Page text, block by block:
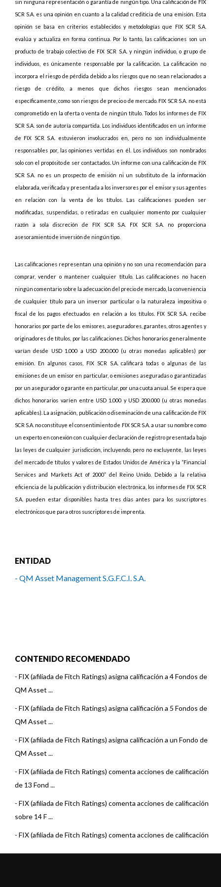
sin ninguna representación o garantía de ningún tipo. Una calificación de FIX
SCR S.A. es una opinión en cuanto a la calidad crediticia de una emisión. Esta
opinión se basa en criterios establecidos y metodologías que FIX SCR S.A.
evalúa y actualiza en forma continua. Por lo tanto, las calificaciones son un
producto de trabajo colectivo de FIX SCR S.A. y ningún individuo, o grupo de
individuos, es únicamente responsable por la calificación. La calificación no
incorpora el riesgo de pérdida debido a los riesgos que no sean relacionados a
riesgo de crédito, a menos que dichos riesgos sean mencionados
específicamente, como son riesgos de precio o de mercado. FIX SCR S.A. no está
comprometido en la oferta o venta de ningún título. Todos los informes de FIX
SCR S.A. son de autoría compartida. Los individuos identificados en un informe
de FIX SCR S.A. estuvieron involucrados en, pero no son individualmente
responsables por, las opiniones vertidas en él. Los individuos son nombrados
solo con el propósito de ser contactados. Un informe con una calificación de FIX
SCR S.A. no es un prospecto de emisión ni un substituto de la información
elaborada, verificada y presentada a los inversores por el emisor y sus agentes
en relación con la venta de los títulos. Las calificaciones pueden ser
modificadas, suspendidas, o retiradas en cualquier momento por cualquier
razón a sola discreción de FIX SCR S.A. FIX SCR S.A. no proporciona
asesoramiento de inversión de ningún tipo.
Las calificaciones representan una opinión y no son una recomendación para
comprar, vender o mantener cualquier título. Las calificaciones no hacen
ningún comentario sobre la adecuación del precio de mercado, la conveniencia
de cualquier título para un inversor particular o la naturaleza impositiva o
fiscal de los pagos efectuados en relación a los títulos. FIX SCR S.A. recibe
honorarios por parte de los emisores, aseguradores, garantes, otros agentes y
originadores de títulos, por las calificaciones. Dichos honorarios generalmente
varían desde USD 1.000 a USD 200.000 (u otras monedas aplicables) por
emisión. En algunos casos, FIX SCR S.A. calificará todas o algunas de las
emisiones de un emisor en particular, o emisiones aseguradas o garantizadas
por un asegurador o garante en particular, por una cuota anual. Se espera que
dichos honorarios varíen entre USD 1.000 y USD 200.000 (u otras monedas
aplicables). La asignación, publicación o diseminación de una calificación de FIX
SCR S.A. no constituye el consentimiento de FIX SCR S.A. a usar su nombre como
un experto en conexión con cualquier declaración de registro presentada bajo
las leyes de cualquier jurisdicción, incluyendo, pero no excluyente, las leyes
del mercado de títulos y valores de Estados Unidos de América y la “Financial
Services and Markets Act of 2000” del Reino Unido. Debido a la relativa
eficiencia de la publicación y distribución electrónica, los informes de FIX SCR
S.A. pueden estar disponibles hasta tres días antes para los suscriptores
electrónicos que para otros suscriptores de imprenta.
ENTIDAD
- QM Asset Management S.G.F.C.I. S.A.
CONTENIDO RECOMENDADO
- FIX (afiliada de Fitch Ratings) asigna calificación a 4 Fondos de
QM Asset ...
- FIX (afiliada de Fitch Ratings) asigna calificación a 5 Fondos de
QM Asset ...
- FIX (afiliada de Fitch Ratings) asigna calificación a un Fondo de
QM Asset ...
- FIX (afiliada de Fitch Ratings) comenta acciones de calificación
de 13 Fond ...
- FIX (afiliada de Fitch Ratings) comenta acciones de calificación
sobre 14 F ...
- FIX (afiliada de Fitch Ratings) comenta acciones de calificación